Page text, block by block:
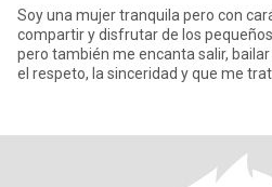
Soy una mujer tranquila pero con
compartir y disfrutar de los
pero también me encanta salir,
el respeto, la sinceridad y que me